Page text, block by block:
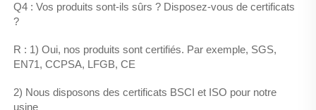
Q4 : Vos produits sont-ils sûrs ? Disposez-vous de certificats
?
R : 1) Oui, nos produits sont certifiés. Par exemple, SGS,
EN71, CCPSA, LFGB, CE
2) Nous disposons des certificats BSCI et ISO pour notre
usine